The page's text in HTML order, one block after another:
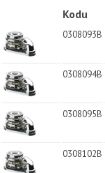
Kodu
0308093B
0308094B
0308095B
0308102B